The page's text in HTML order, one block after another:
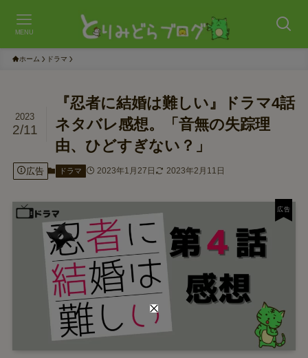
MENU
ホーム ドラマ
『忍者に結婚は難しい』ドラマ4話
ネタバレ感想。「音無の失踪理
由、ひどすぎない？」
2023
2/11
広告 ドラマ 2023年1月27日 2023年2月11日